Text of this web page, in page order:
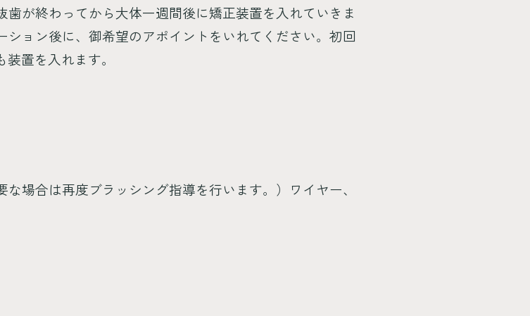
が終わってから大体一週間後に矯正装置を入れていきま
ョン後に、御希望のアポイントをいれてください。初回
置を入れます。
場合は再度ブラッシング指導を行います。）ワイヤー、